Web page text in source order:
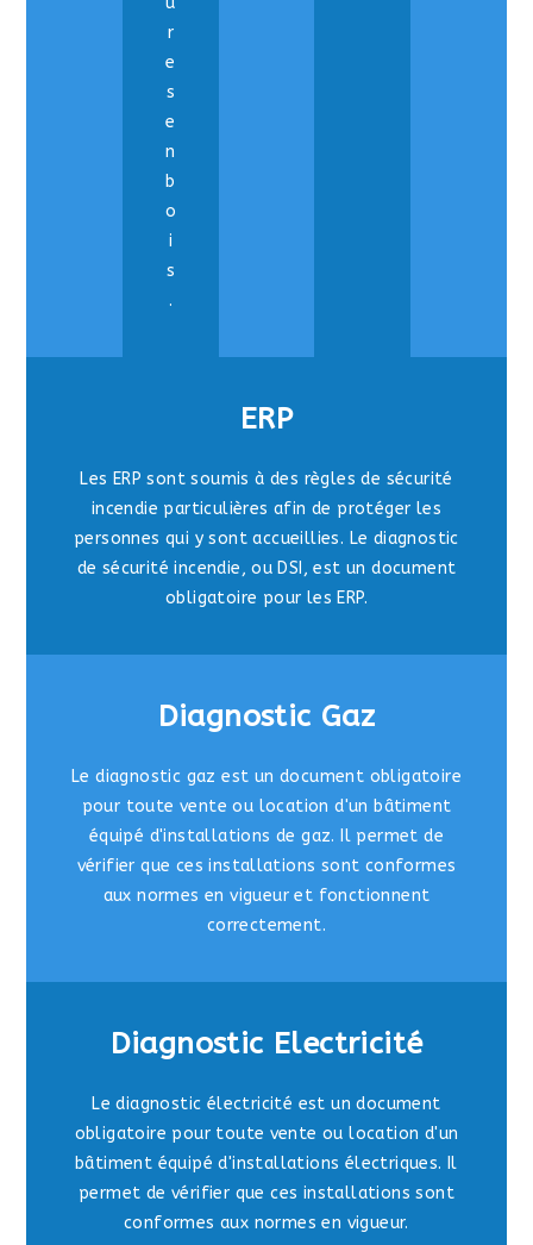
r
e
s
e
n
b
o
i
s
.
ERP
Les ERP sont soumis à des règles de sécurité
incendie particulières afin de protéger les
personnes qui y sont accueillies. Le diagnostic
de sécurité incendie, ou DSI, est un document
obligatoire pour les ERP.
Diagnostic Gaz
Le diagnostic gaz est un document obligatoire
pour toute vente ou location d'un bâtiment
équipé d'installations de gaz. Il permet de
vérifier que ces installations sont conformes
aux normes en vigueur et fonctionnent
correctement.
Diagnostic Electricité
Le diagnostic électricité est un document
obligatoire pour toute vente ou location d'un
bâtiment équipé d'installations électriques. Il
permet de vérifier que ces installations sont
conformes aux normes en vigueur.